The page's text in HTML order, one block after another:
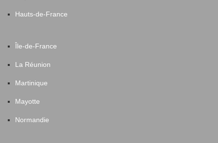
Hauts-de-France
Île-de-France
La Réunion
Martinique
Mayotte
Normandie